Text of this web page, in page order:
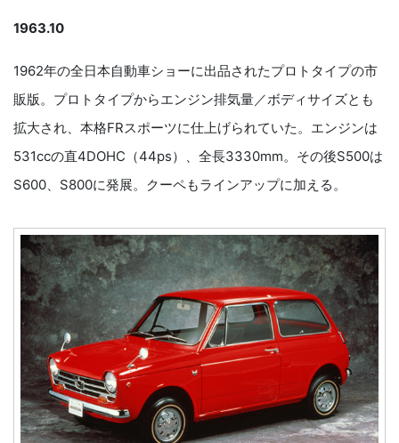
1963.10
1962年の全日本自動車ショーに出品されたプロトタイプの市
販版。プロトタイプからエンジン排気量／ボディサイズとも
拡大され、本格FRスポーツに仕上げられていた。エンジンは
531ccの直4DOHC（44ps）、全長3330mm。その後S500は
S600、S800に発展。クーペもラインアップに加える。